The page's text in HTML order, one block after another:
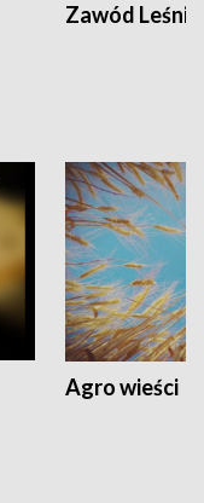
Zawód Leśnik
Agro wieści